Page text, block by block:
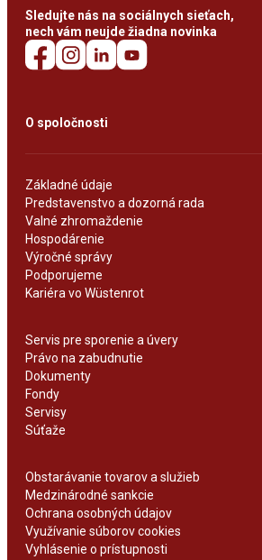
Sledujte nás na sociálnych sieťach,
nech vám neujde žiadna novinka
O spoločnosti
Základné údaje
Predstavenstvo a dozorná rada
Valné zhromaždenie
Hospodárenie
Výročné správy
Podporujeme
Kariéra vo Wüstenrot
Servis pre sporenie a úvery
Právo na zabudnutie
Dokumenty
Fondy
Servisy
Súťaže
Obstarávanie tovarov a služieb
Medzinárodné sankcie
Ochrana osobných údajov
Využívanie súborov cookies
Vyhlásenie o prístupnosti